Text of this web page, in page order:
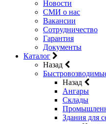
Новости
СМИ о нас
Вакансии
Сотрудничество
Гарантия
Документы
Каталог
Назад
Назад
Ангары
Склады
Здания для